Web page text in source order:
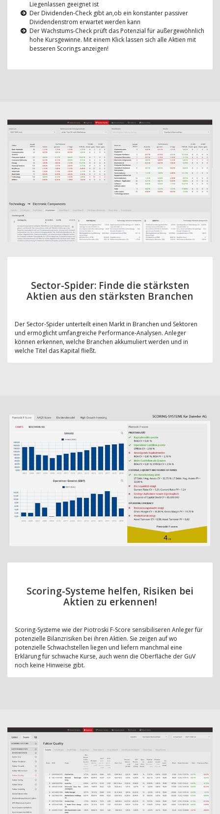
Liegenlassen geeignet ist
Der Dividenden-Check gibt an,ob ein konstanter passiver
Dividendenstrom erwartet werden kann
Der Wachstums-Check prüft das Potenzial für außergewöhnlich
hohe Kursgewinne. Mit einem Klick lassen sich alle Aktien mit
besseren Scorings anzeigen!
Sector-Spider: Finde die stärksten
Aktien aus den stärksten Branchen
Der Sector-Spider unterteilt einen Markt in Branchen und Sektoren
und ermöglicht umfangreiche Performance-Analysen. Anleger
können erkennen, welche Branchen akkumuliert werden und in
welche Titel das Kapital fließt.
Scoring-Systeme helfen, Risiken bei
Aktien zu erkennen!
Scoring-Systeme wie der Piotroski F-Score sensibiliseren Anleger für
potenzielle Bilanzrisiken bei ihren Aktien. Sie zeigen auf wo
potenzielle Schwachstellen liegen und liefern manchmal eine
Erklärung für schwache Kurse, auch wenn die Oberfläche der GuV
noch keine Hinweise gibt.